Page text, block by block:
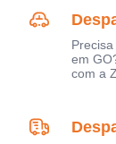
em
com a